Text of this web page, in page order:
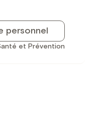
personnel
et Prévention